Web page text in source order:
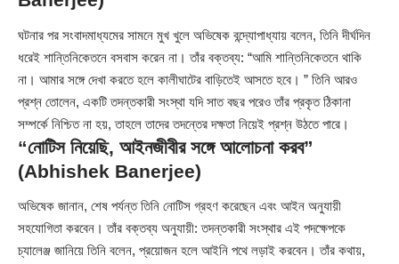
ঘটনার পর সংবাদমাধ্যমের সামনে মুখ খুলে অভিষেক বন্দ্যোপাধ্যায় বলেন, তিনি দীর্ঘদিন
ধরেই শান্তিনিকেতনে বসবাস করেন না। তাঁর বক্তব্য: “আমি শান্তিনিকেতনে থাকি
না। আমার সঙ্গে দেখা করতে হলে কালীঘাটের বাড়িতেই আসতে হবে। ” তিনি আরও
প্রশ্ন তোলেন, একটি তদন্তকারী সংস্থা যদি সাত বছর পরেও তাঁর প্রকৃত ঠিকানা
সম্পর্কে নিশ্চিত না হয়, তাহলে তাদের তদন্তের দক্ষতা নিয়েই প্রশ্ন উঠতে পারে।
“নোটিস নিয়েছি, আইনজীবীর সঙ্গে আলোচনা করব”
(Abhishek Banerjee)
অভিষেক জানান, শেষ পর্যন্ত তিনি নোটিস গ্রহণ করেছেন এবং আইন অনুযায়ী
সহযোগিতা করবেন। তাঁর বক্তব্য অনুযায়ী: তদন্তকারী সংস্থার এই পদক্ষেপকে
চ্যালেঞ্জ জানিয়ে তিনি বলেন, প্রয়োজন হলে আইনি পথে লড়াই করবেন। তাঁর কথায়,